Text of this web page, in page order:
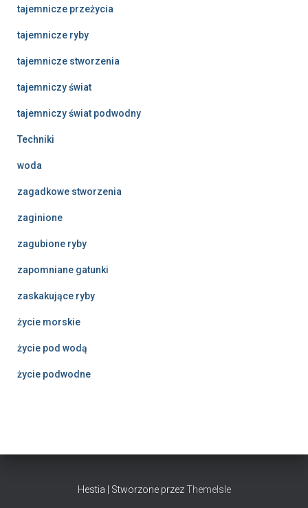
tajemnicze przeżycia
tajemnicze ryby
tajemnicze stworzenia
tajemniczy świat
tajemniczy świat podwodny
Techniki
woda
zagadkowe stworzenia
zaginione
zagubione ryby
zapomniane gatunki
zaskakujące ryby
życie morskie
życie pod wodą
życie podwodne
Hestia | Stworzone przezThemeIsle